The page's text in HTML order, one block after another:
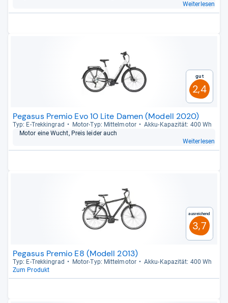
Weiterlesen
Gut
2,4
Pegasus Premio Evo 10 Lite Damen (Modell 2020)
Typ: E-​Trek­kin­grad Motor-​Typ: Mit­tel­mo­tor
Akku-​Kapa­zi­tät: 400 Wh
Motor eine Wucht, Preis lei­der auch
Weiterlesen
Ausreichend
3,7
Pegasus Premio E8 (Modell 2013)
Typ: E-​Trek­kin­grad Motor-​Typ: Mit­tel­mo­tor
Akku-​Kapa­zi­tät: 400 Wh
Zum Produkt